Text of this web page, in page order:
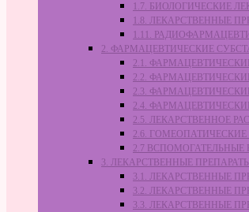
1.7. БИОЛОГИЧЕСКИЕ
1.8. ЛЕКАРСТВЕННЫЕ
1.11.
2. ФАРМАЦЕВТИЧЕСКИЕ
2.1.
2.2.
2.3.
2.4.
2.5. ЛЕКАРСТВЕННОЕ
2.6.
2.7 ВСПОМОГАТЕЛЬНЫЕ
3. ЛЕКАРСТВЕННЫЕ ПРЕПАРАТЫ
3.1. ЛЕКАРСТВЕННЫЕ
3.2. ЛЕКАРСТВЕННЫЕ
3.3. ЛЕКАРСТВЕННЫЕ